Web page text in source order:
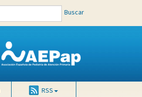
Buscar
RSS